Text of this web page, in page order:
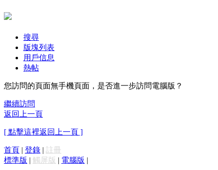
搜尋
版塊列表
用戶信息
熱帖
您訪問的頁面無手機頁面，是否進一步訪問電腦版？
繼續訪問
返回上一頁
[ 點擊這裡返回上一頁 ]
首頁 | 登錄 | 註冊
標準版 | 觸屏版 | 電腦版 |